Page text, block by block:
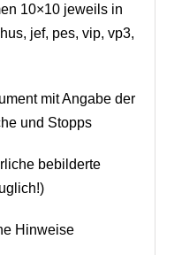
10×10 jeweils in
jef, pes, vip, vp3,
mit Angabe der
und Stopps
bebilderte
Hinweise